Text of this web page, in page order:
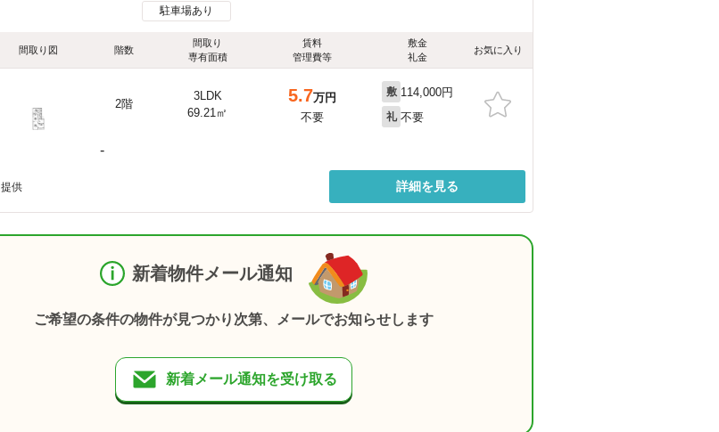
駐車場あり
間取り図 階数
間取り
専有面積
賃料
管理費等
敷金
礼金
お気に入り
2階
3LDK
69.21㎡
5.7万円
不要
敷 114,000円
礼 不要
-
提供 詳細を見る
新着物件メール通知
ご希望の条件の物件が見つかり次第、メールでお知らせします
新着メール通知を受け取る